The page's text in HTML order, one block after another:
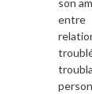
son
entre